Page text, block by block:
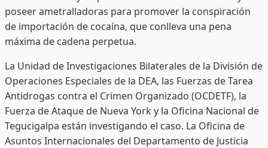
poseer ametralladoras para promover la conspiración
de importación de cocaína, que conlleva una pena
máxima de cadena perpetua.
La Unidad de Investigaciones Bilaterales de la División de
Operaciones Especiales de la DEA, las Fuerzas de Tarea
Antidrogas contra el Crimen Organizado (OCDETF), la
Fuerza de Ataque de Nueva York y la Oficina Nacional de
Tegucigalpa están investigando el caso. La Oficina de
Asuntos Internacionales del Departamento de Justicia